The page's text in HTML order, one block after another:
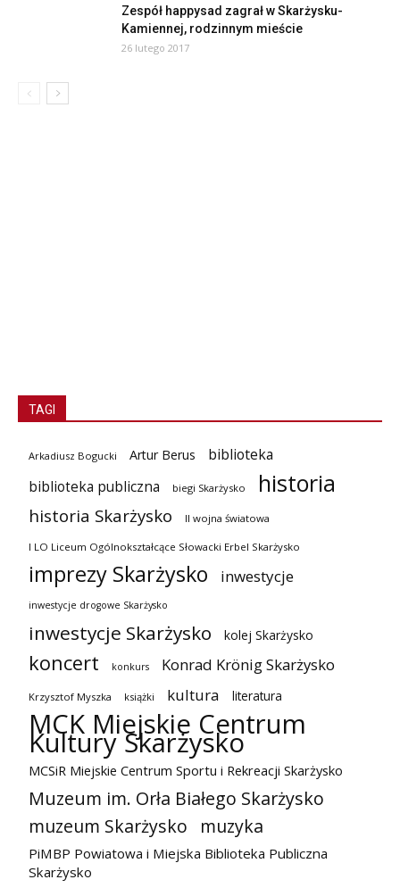
Zespół happysad zagrał w Skarżysku-
Kamiennej, rodzinnym mieście
26 lutego 2017
TAGI
Arkadiusz Bogucki Artur Berus
biblioteka
biblioteka publiczna
biegi Skarżysko historia
historia Skarżysko II wojna światowa
I LO Liceum Ogólnokształcące Słowacki Erbel Skarżysko
imprezy Skarżysko inwestycje
inwestycje drogowe Skarżysko
inwestycje Skarżysko kolej Skarżysko
koncert konkurs Konrad Krönig Skarżysko
Krzysztof Myszka książki kultura literatura
MCK Miejskie Centrum
Kultury Skarżysko
MCSiR Miejskie Centrum Sportu i Rekreacji Skarżysko
Muzeum im. Orła Białego Skarżysko
muzeum Skarżysko
muzyka
PiMBP Powiatowa i Miejska Biblioteka Publiczna
Skarżysko